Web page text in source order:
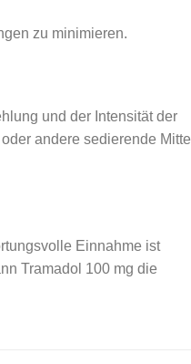
zu minimieren.
und der Intensität der
andere sedierende Mittel
Einnahme ist
Tramadol 100 mg die